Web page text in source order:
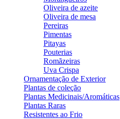
Oliveira de azeite
Oliveira de mesa
Pereiras
Pimentas
Pitayas
Pouterias
Romãzeiras
Uva Crispa
Ornamentação de Exterior
Plantas de coleção
Plantas Medicinais/Aromáticas
Plantas Raras
Resistentes ao Frio